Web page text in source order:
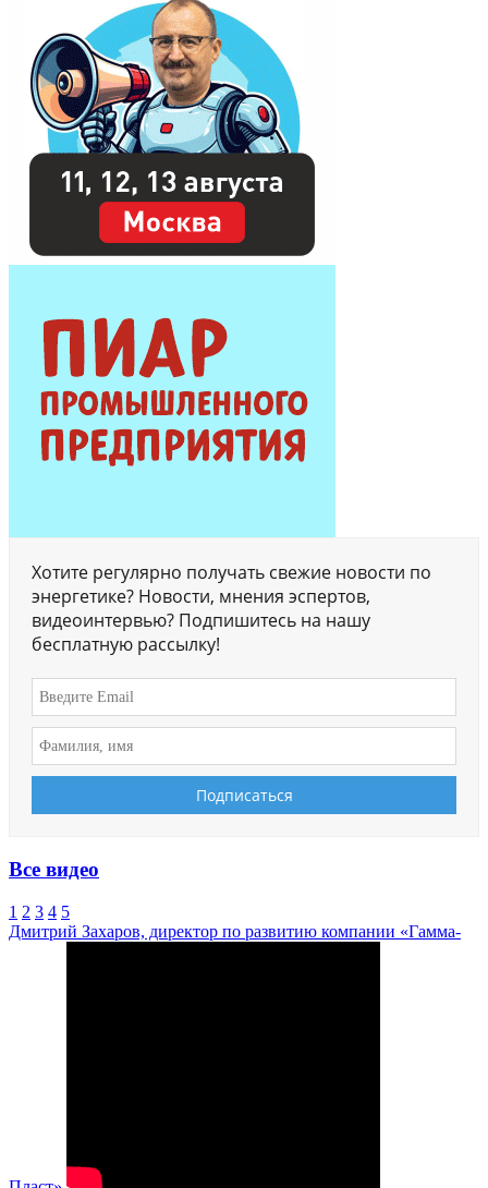
Хотите регулярно получать свежие новости по
энергетике? Новости, мнения эспертов,
видеоинтервью? Подпишитесь на нашу
бесплатную рассылку!
Все видео
1 2 3 4 5
Дмитрий Захаров, директор по развитию компании «Гамма-